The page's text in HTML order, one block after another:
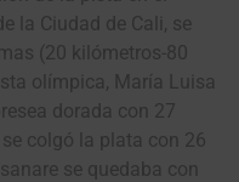
la Ciudad de Cali, se
(20 kilómetros-80
olímpica, María Luisa
dorada con 27
colgó la plata con 26
se quedaba con